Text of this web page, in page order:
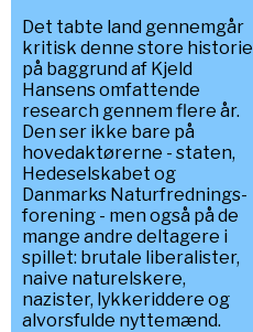
Det tabte land gennemgår
kritisk denne store historie
på baggrund af Kjeld
Hansens omfattende
research gennem flere år.
Den ser ikke bare på
hovedaktørerne - staten,
Hedeselskabet og
Danmarks Naturfrednings-
forening - men også på de
mange andre deltagere i
spillet: brutale liberalister,
naive naturelskere,
nazister, lykkeriddere og
alvorsfulde nyttemænd.